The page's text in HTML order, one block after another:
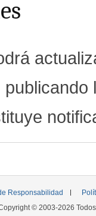
Responsabilidad
© 2003-2026